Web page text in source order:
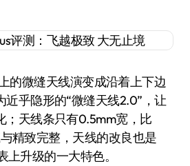
的微缝天线演变成沿着上下边
近乎隐形的“微缝天线2.0”，让
；天线条只有0.5mm宽，比
精致完整，天线的改良也是
上升级的一大特色。